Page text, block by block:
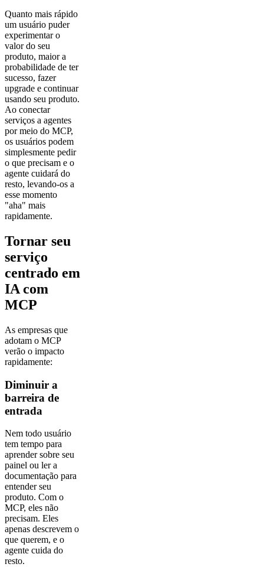
Quanto mais rápido
um usuário puder
experimentar o
valor do seu
produto, maior a
probabilidade de ter
sucesso, fazer
upgrade e continuar
usando seu produto.
Ao conectar
serviços a agentes
por meio do MCP,
os usuários podem
simplesmente pedir
o que precisam e o
agente cuidará do
resto, levando-os a
esse momento
"aha" mais
rapidamente.
Tornar seu
serviço
centrado em
IA com
MCP
As empresas que
adotam o MCP
verão o impacto
rapidamente:
Diminuir a
barreira de
entrada
Nem todo usuário
tem tempo para
aprender sobre seu
painel ou ler a
documentação para
entender seu
produto. Com o
MCP, eles não
precisam. Eles
apenas descrevem o
que querem, e o
agente cuida do
resto.